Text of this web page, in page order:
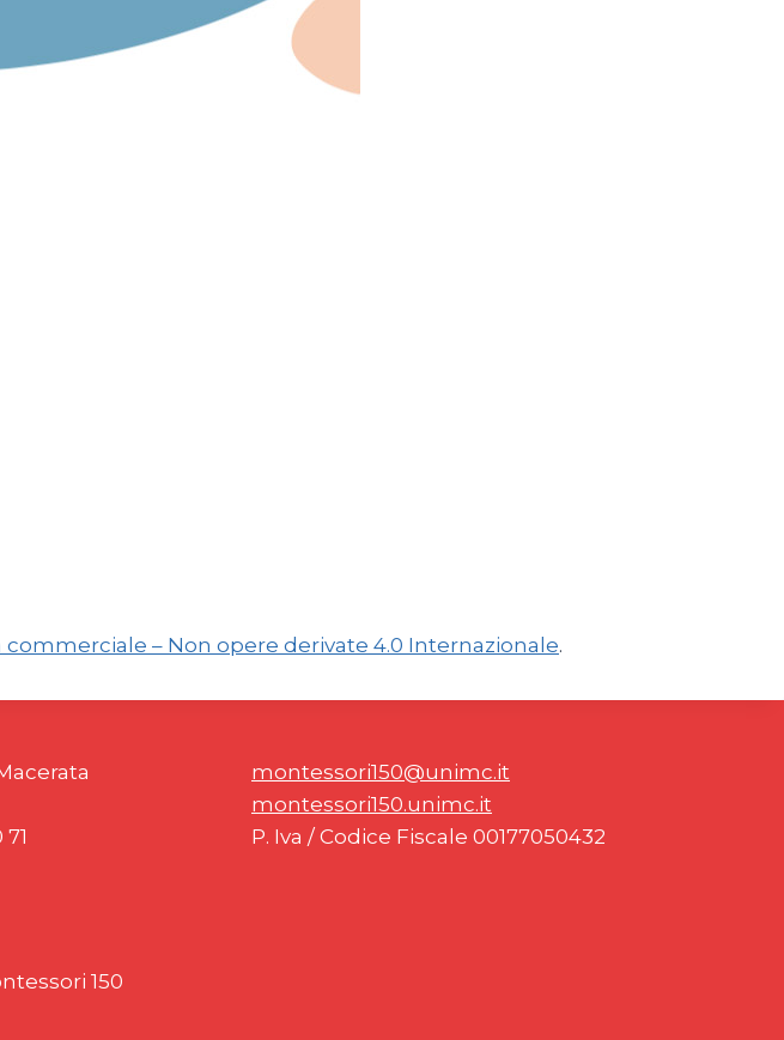
– Non opere derivate 4.0 Internazionale.
montessori150@unimc.it
montessori150.unimc.it
P. Iva / Codice Fiscale 00177050432
150